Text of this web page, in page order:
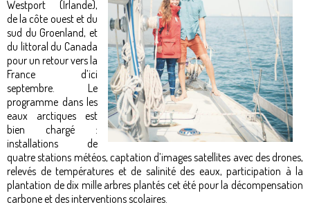
Westport (Irlande),
de la côte ouest et du
sud du Groenland, et
du littoral du Canada
pour un retour vers la
France d’ici
septembre. Le
programme dans les
eaux arctiques est
bien chargé :
installations de
quatre stations météos, captation d’images satellites avec des drones,
relevés de températures et de salinité des eaux, participation à la
plantation de dix mille arbres plantés cet été pour la décompensation
carbone et des interventions scolaires.